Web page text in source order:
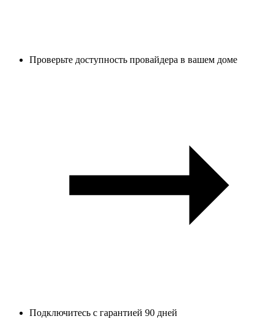
Проверьте доступность провайдера в вашем доме
Подключитесь с гарантией 90 дней